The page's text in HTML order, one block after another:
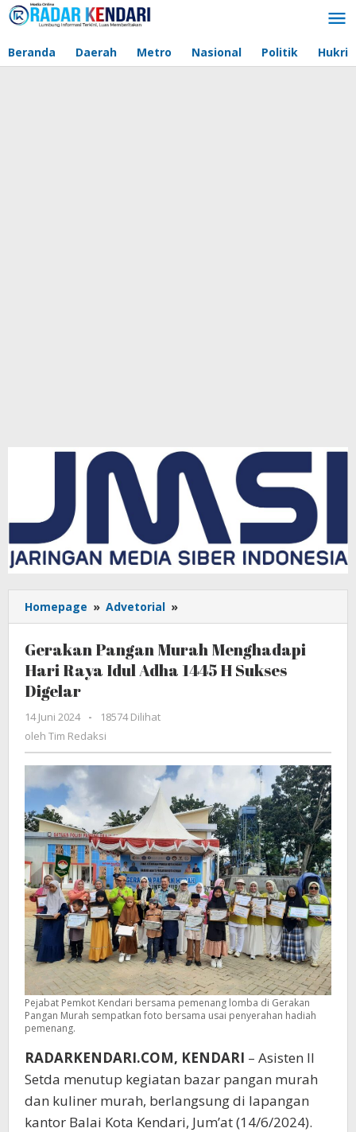
Lewati
ke
Beranda Daerah Metro Nasional Politik
Homepage » Advetorial »
Pangan
Menghadapi
Hari
H
Sukses
Digelar
Gerakan Pangan Murah Menghadapi
Hari Raya Idul Adha 1445 H Sukses
Digelar
14 Juni 2024
oleh
Tim
-
18574 Dilihat
oleh Tim Redaksi
Pejabat Pemkot Kendari bersama pemenang lomba di Gerakan
Pangan Murah sempatkan foto bersama usai penyerahan hadiah
pemenang.
RADARKENDARI.COM, KENDARI – Asisten II
Setda menutup kegiatan bazar pangan murah
dan kuliner murah, berlangsung di lapangan
kantor Balai Kota Kendari, Jum’at (14/6/2024).